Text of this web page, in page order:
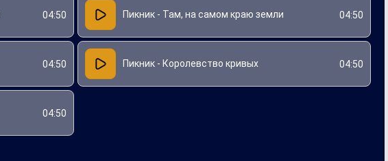
04:50 Пикник - Там, на самом краю земли 04:50
04:50 Пикник - Королевство кривых 04:50
04:50